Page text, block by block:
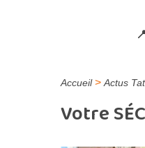
Accueil> Actus
Votre